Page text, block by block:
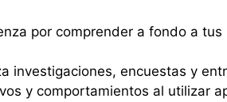
por comprender a fondo a
investigaciones, encuestas y
y comportamientos al utilizar